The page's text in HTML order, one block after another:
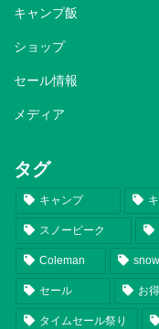
キャンプ飯
ショップ
セール情報
メディア
タグ
キャンプ
スノーピーク
Coleman
セール お得
タイムセール祭り